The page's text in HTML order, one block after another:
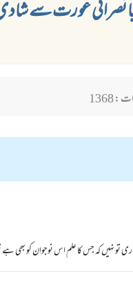
1368
تو نہیں کہ جس کا علم اس نوجوان کو بھی